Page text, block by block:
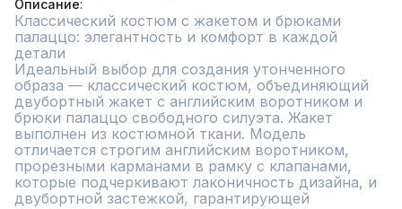
Описание
Классический костюм с жакетом и брюками
палаццо: элегантность и комфорт в каждой
детали
Идеальный выбор для создания утонченного
образа — классический костюм, объединяющий
двубортный жакет с английским воротником и
брюки палаццо свободного силуэта. Жакет
выполнен из костюмной ткани. Модель
отличается строгим английским воротником,
прорезными карманами в рамку с клапанами,
которые подчеркивают лаконичность дизайна, и
двубортной застежкой, гарантирующей